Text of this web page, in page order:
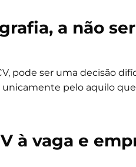
a não
pode ser uma decisão
unicamente pelo aquilo
à vaga e